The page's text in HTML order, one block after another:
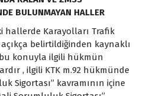
BULUNMAYAN HALLER
hallerde Karayolları Trafik
belirtildiğinden kaynaklı
konuyla ilgili hükmün
, ilgili KTK m.92 hükmünde
Sigortası’’ kavramının içine